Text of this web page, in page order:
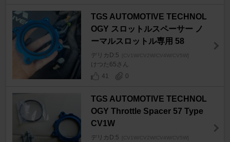
TGS AUTOMOTIVE TECHNOL
OGY スロットルスペーサー ノ
ーマルスロットル専用 58
デリカD:5 [CV1W/CV2W/CV4W/CV5W]
けつた65さん
41
0
TGS AUTOMOTIVE TECHNOL
OGY Throttle Spacer 57 Type
CV1W
デリカD:5 [CV1W/CV2W/CV4W/CV5W]